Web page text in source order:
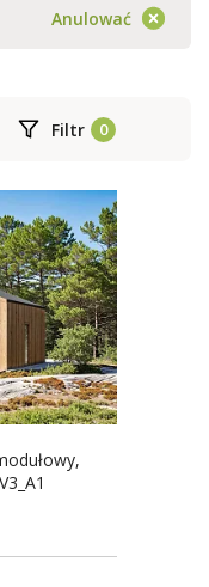
Anulować
Filtr